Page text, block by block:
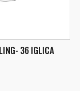
36 IGLICA